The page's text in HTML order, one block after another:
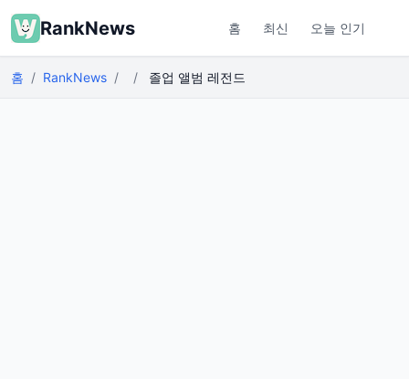
RankNews 홈 최신 오늘 인기
홈 RankNews 졸업 앨범 레전드